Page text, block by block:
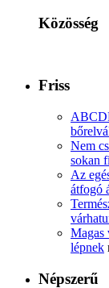
Közösség
Friss
Nem
sokan
Az
átfogó
Magas
lépnek
Népszerű